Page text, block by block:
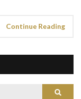
Continue Reading
Search